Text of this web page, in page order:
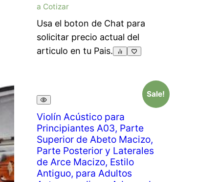
a Cotizar
Usa el boton de Chat para
solicitar precio actual del
articulo en tu Pais.
Sale!
Violín Acústico para
Principiantes A03, Parte
Superior de Abeto Macizo,
Parte Posterior y Laterales
de Arce Macizo, Estilo
Antiguo, para Adultos